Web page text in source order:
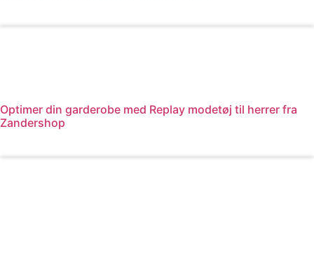
Optimer din garderobe med Replay modetøj til herrer fra
Zandershop